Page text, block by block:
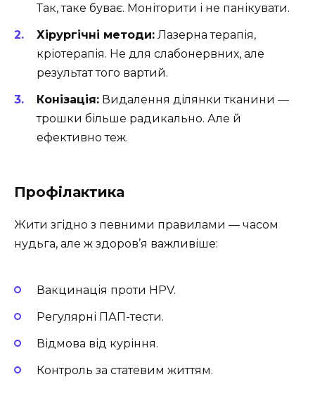
Так, таке буває. Моніторити і не панікувати.
Хірургічні методи: Лазерна терапія,
кріотерапія. Не для слабонервних, але
результат того вартий.
Конізація: Видалення ділянки тканини —
трошки більше радикально. Але й
ефективно теж.
Профілактика
Жити згідно з певними правилами — часом
нудьга, але ж здоров’я важливіше:
Вакцинація проти HPV.
Регулярні ПАП-тести.
Відмова від куріння.
Контроль за статевим життям.